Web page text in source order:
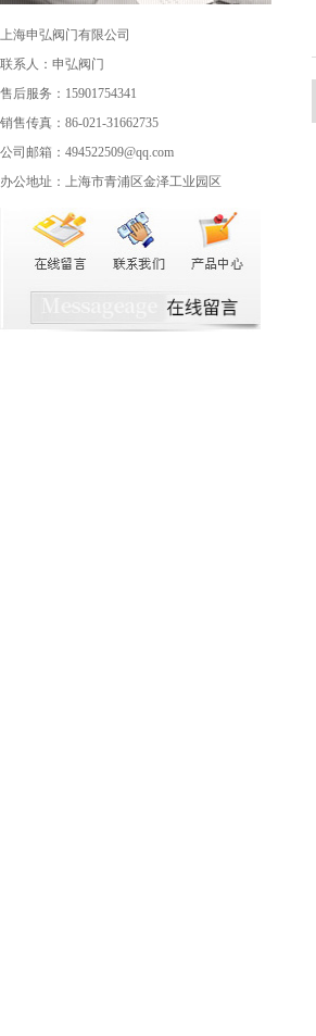
上海申弘阀门有限公司
联系人：申弘阀门
售后服务：15901754341
销售传真：86-021-31662735
公司邮箱：494522509@qq.com
办公地址：上海市青浦区金泽工业园区